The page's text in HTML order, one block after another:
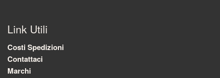
Link Utili
Costi Spedizioni
Contattaci
Marchi